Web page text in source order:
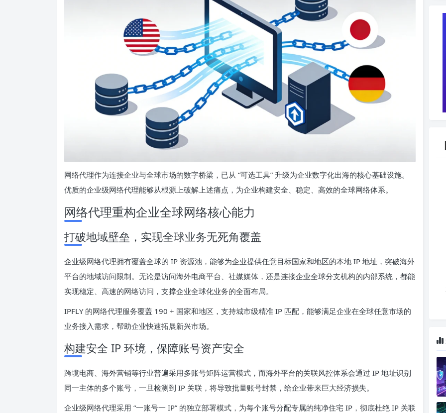
网络代理作为连接企业与全球市场的数字桥梁，已从 “可选工具” 升级为企业数字化出海的核心基础设施。
优质的企业级网络代理能够从根源上破解上述痛点，为企业构建安全、稳定、高效的全球网络体系。
网络代理重构企业全球网络核心能力
打破地域壁垒，实现全球业务无死角覆盖
企业级网络代理拥有覆盖全球的 IP 资源池，能够为企业提供任意目标国家和地区的本地 IP 地址，突破海外
平台的地域访问限制。无论是访问海外电商平台、社媒媒体，还是连接企业全球分支机构的内部系统，都能
实现稳定、高速的网络访问，支撑企业全球化业务的全面布局。
IPFLY 的网络代理服务覆盖 190 + 国家和地区，支持城市级精准 IP 匹配，能够满足企业在全球任意市场的
业务接入需求，帮助企业快速拓展新兴市场。
构建安全 IP 环境，保障账号资产安全
跨境电商、海外营销等行业普遍采用多账号矩阵运营模式，而海外平台的关联风控体系会通过 IP 地址识别
同一主体的多个账号，一旦检测到 IP 关联，将导致批量账号封禁，给企业带来巨大经济损失。
企业级网络代理采用 “一账号一 IP” 的独立部署模式，为每个账号分配专属的纯净住宅 IP，彻底杜绝 IP 关联